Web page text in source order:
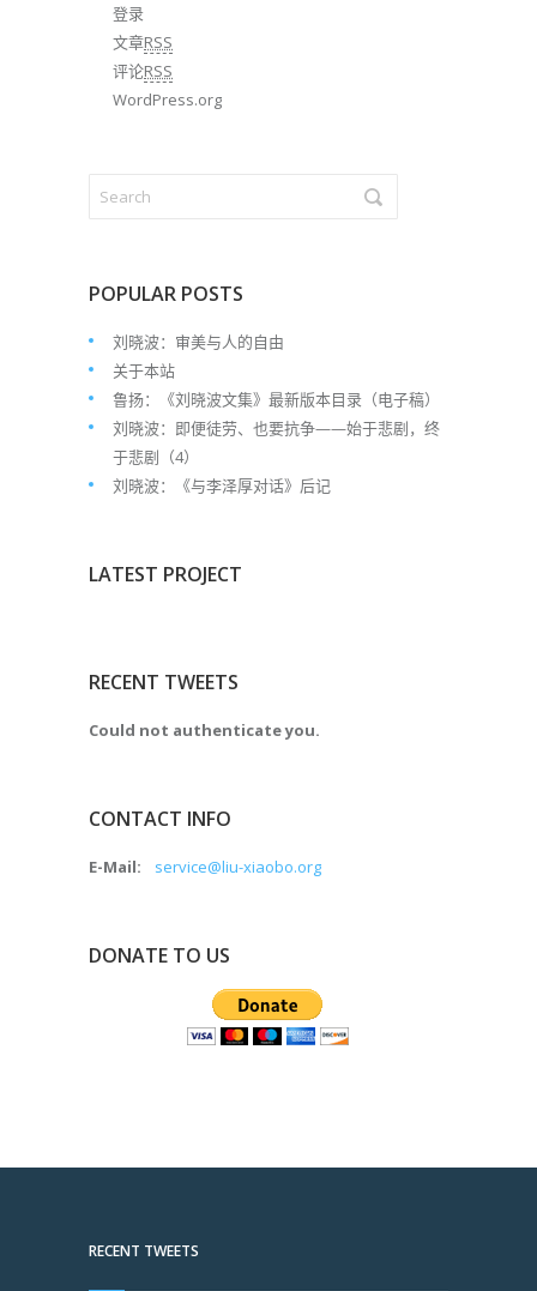
登录
文章RSS
评论RSS
WordPress.org
POPULAR POSTS
刘晓波：审美与人的自由
关于本站
鲁扬：《刘晓波文集》最新版本目录（电子稿）
刘晓波：即便徒劳、也要抗争——始于悲剧，终
于悲剧（4）
刘晓波：《与李泽厚对话》后记
LATEST PROJECT
RECENT TWEETS
Could not authenticate you.
CONTACT INFO
E-Mail: service@liu-xiaobo.org
DONATE TO US
RECENT TWEETS